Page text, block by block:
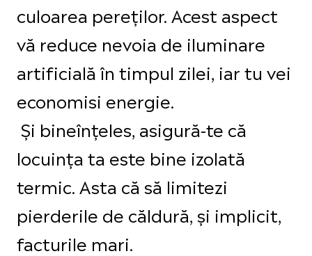
culoarea pereților. Acest aspect
vă reduce nevoia de iluminare
artificială în timpul zilei, iar tu vei
economisi energie.
Și bineînțeles, asigură-te că
locuința ta este bine izolată
termic. Asta că să limitezi
pierderile de căldură, și implicit,
facturile mari.